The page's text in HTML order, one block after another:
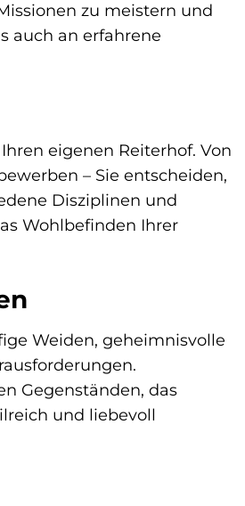
zu meistern und
auch an erfahrene
eigenen Reiterhof. Von
– Sie entscheiden,
Disziplinen und
Wohlbefinden Ihrer
Weiden, geheimnisvolle
Gegenständen, das
und liebevoll